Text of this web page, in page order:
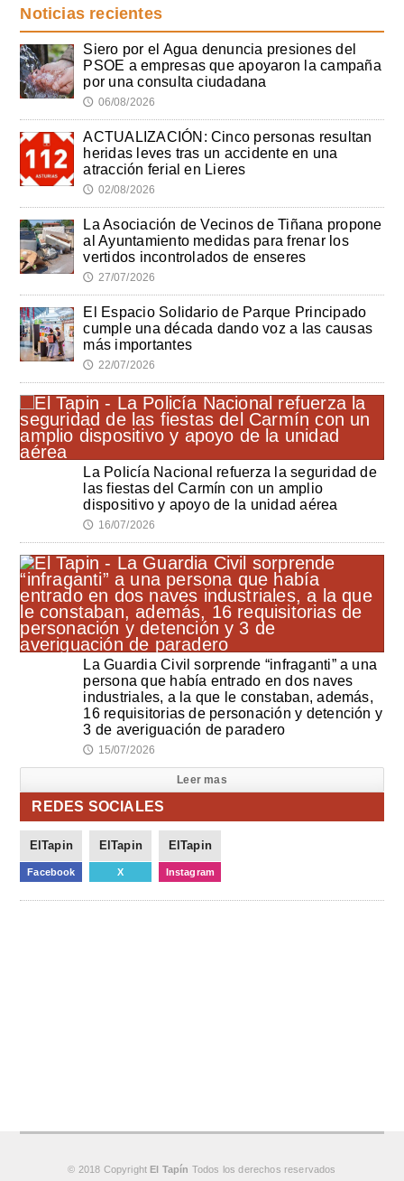
Noticias recientes
Siero por el Agua denuncia presiones del
PSOE a empresas que apoyaron la campaña
por una consulta ciudadana
🕔 06/08/2026
ACTUALIZACIÓN: Cinco personas resultan
heridas leves tras un accidente en una
atracción ferial en Lieres
🕔 02/08/2026
La Asociación de Vecinos de Tiñana propone
al Ayuntamiento medidas para frenar los
vertidos incontrolados de enseres
🕔 27/07/2026
El Espacio Solidario de Parque Principado
cumple una década dando voz a las causas
más importantes
🕔 22/07/2026
La Policía Nacional refuerza la seguridad de
las fiestas del Carmín con un amplio
dispositivo y apoyo de la unidad aérea
🕔 16/07/2026
La Guardia Civil sorprende “infraganti” a una
persona que había entrado en dos naves
industriales, a la que le constaban, además,
16 requisitorias de personación y detención y
3 de averiguación de paradero
🕔 15/07/2026
Leer mas
REDES SOCIALES
ElTapin
Facebook
ElTapin
X
ElTapin
Instagram
© 2018 Copyright El Tapín Todos los derechos reservados